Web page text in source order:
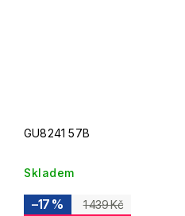
GU8241 57B
Skladem
1 439 Kč
–17 %